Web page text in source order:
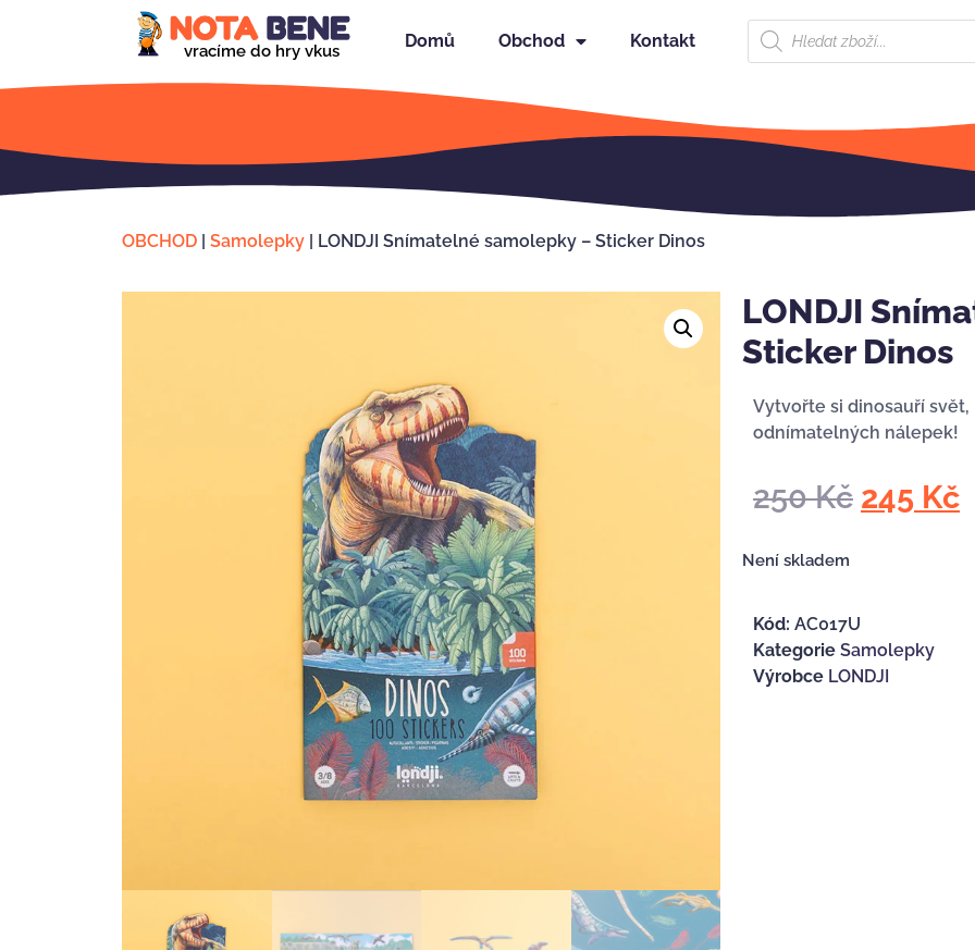
vracíme do hry vkus
Domů Obchod Kontakt
OBCHOD | Samolepky | LONDJI Snímatelné samolepky – Sticker Dinos
LONDJI
Sticker Dinos
Vytvořte si dinosauří
odnímatelných nálepek!
250Kč 245 Kč
Není skladem
Kód: AC017U
Kategorie Samolepky
Výrobce LONDJI